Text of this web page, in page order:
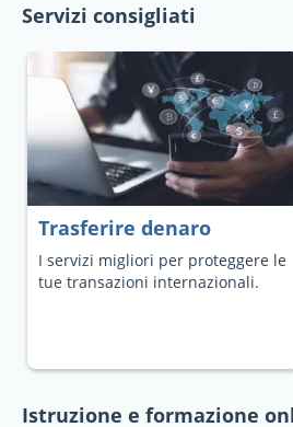
Servizi consigliati
Trasferire denaro
I servizi migliori per proteggere le
tue transazioni internazionali.
Istruzione e formazione